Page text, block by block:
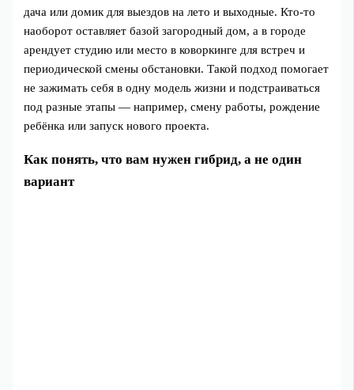
дача или домик для выездов на лето и выходные. Кто-то
наоборот оставляет базой загородный дом, а в городе
арендует студию или место в коворкинге для встреч и
периодической смены обстановки. Такой подход помогает
не зажимать себя в одну модель жизни и подстраиваться
под разные этапы — например, смену работы, рождение
ребёнка или запуск нового проекта.
Как понять, что вам нужен гибрид, а не один
вариант